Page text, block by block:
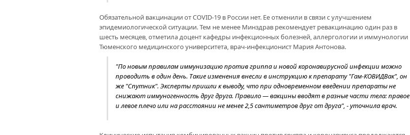
Обязательной вакцинации от COVID-19 в России нет. Ее отменили в связи с улучшением
эпидемиологической ситуации. Тем не менее Минздрав рекомендует ревакцинацию один раз в
шесть месяцев, отметила доцент кафедры инфекционных болезней, аллергологии и иммунологии
Тюменского медицинского университета, врач-инфекционист Мария Антонова.
"По новым правилам иммунизацию против гриппа и новой коронавирусной инфекции можно
проводить в один день. Такие изменения внесли в инструкцию к препарату "Гам-КОВИДВак", он
же "Спутник". Эксперты пришли к выводу, что при одновременном введении препараты не
снижают иммуногенность друг друга. Правило — вакцины вводят в разные части тела: правое
и левое плечо или на расстоянии не менее 2,5 сантиметров друг от друга", - уточнила врач.